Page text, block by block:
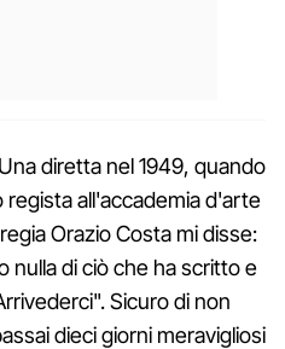
diretta nel 1949, quando
regista all'accademia d'arte
Orazio Costa mi disse:
nulla di ciò che ha scritto e
Sicuro di non
dieci giorni meravigliosi